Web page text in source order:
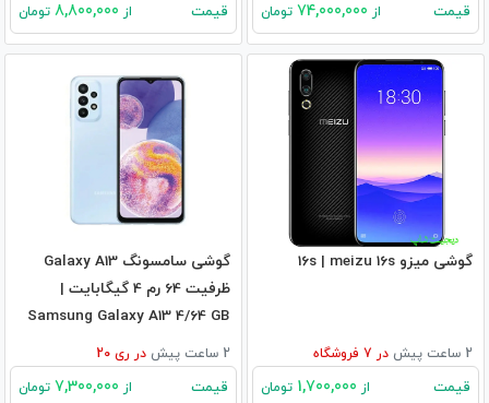
قیمت از تومان قیمت از تومان
گوشی میزو 16s | meizu 16s
2 ساعت پیش در فروشگاه
قیمت از تومان
گوشی سامسونگ Galaxy A13
ظرفیت 64 رم 4 گیگابایت |
Samsung Galaxy A13 4/64 GB
2 ساعت پیش در ری 20
قیمت از تومان